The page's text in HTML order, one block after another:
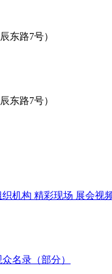
东路7号）
东路7号）
织机构 精彩现场 展会视
众名录（部分）